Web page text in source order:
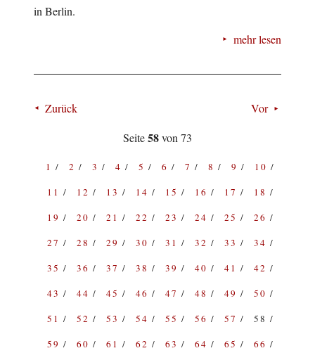
in Berlin.
mehr lesen
Zurück
Vor
Seite58von 73
1 2 3 4 5 6 7 8 9
10
11
12 13 14 15 16 17
18
19
20 21 22 23 24 25
26
27
28 29 30 31 32 33
34
35
36 37 38 39 40 41
42
43
44 45 46 47 48 49
50
51
52 53 54 55 56 57
58
59
60 61 62 63 64 65 66